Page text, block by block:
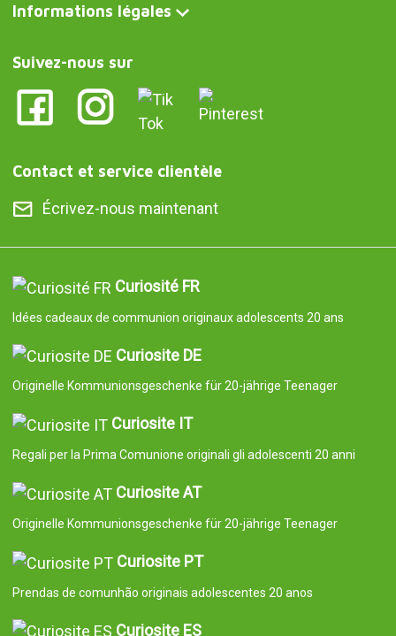
Informations légales
Suivez-nous sur
Contact et service clientèle
Écrivez-nous maintenant
Curiosité FR
Idées cadeaux de communion originaux adolescents 20 ans
Curiosite DE
Originelle Kommunionsgeschenke für 20-jährige Teenager
Curiosite IT
Regali per la Prima Comunione originali gli adolescenti 20 anni
Curiosite AT
Originelle Kommunionsgeschenke für 20-jährige Teenager
Curiosite PT
Prendas de comunhão originais adolescentes 20 anos
Curiosite ES